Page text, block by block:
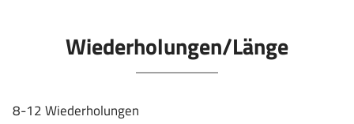
Wiederholungen/Länge
8-12 Wiederholungen